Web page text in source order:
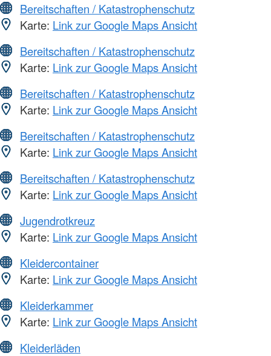
Bereitschaften / Katastrophenschutz
Karte: Link zur Google Maps Ansicht
Bereitschaften / Katastrophenschutz
Karte: Link zur Google Maps Ansicht
Bereitschaften / Katastrophenschutz
Karte: Link zur Google Maps Ansicht
Bereitschaften / Katastrophenschutz
Karte: Link zur Google Maps Ansicht
Bereitschaften / Katastrophenschutz
Karte: Link zur Google Maps Ansicht
Jugendrotkreuz
Karte: Link zur Google Maps Ansicht
Kleidercontainer
Karte: Link zur Google Maps Ansicht
Kleiderkammer
Karte: Link zur Google Maps Ansicht
Kleiderläden